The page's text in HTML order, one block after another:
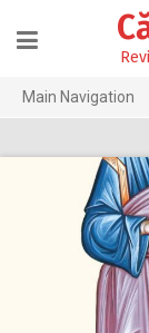
content
Main Navigation